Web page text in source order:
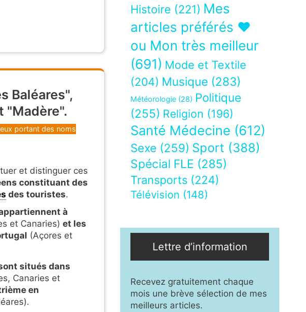
Baléares",
"Madère".
portant des noms
et distinguer ces
constituant des
des touristes.
à
et Canaries) et les
(Açores et
situés dans
Canaries et
en
Histoire (221) Mes
articles préférés ❤
ou Mon très meilleur
(691) Mode et Textile
(204) Musique (283)
Météorologie (28) Politique
(255) Religion (196)
Santé Médecine (612)
Sexe (259) Sport (388)
Spécial FLE (285)
Transports (224)
Télévision (148)
Lettre d’information
Recevez gratuitement chaque
mois une brève sélection de mes
meilleurs articles.